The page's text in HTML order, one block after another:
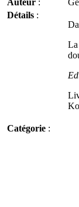
Auteur :
Détails :
La
Catégorie :